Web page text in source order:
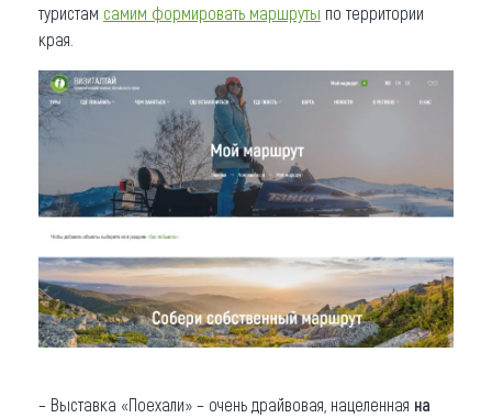
туристам самим формировать маршруты по территории
края.
– Выставка «Поехали» – очень драйвовая, нацеленная на